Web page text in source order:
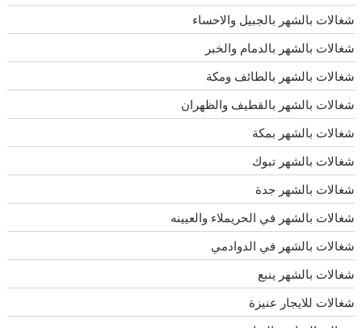
شغالات بالشهر بالجبيل والاحساء
شغالات بالشهر بالدمام والخبر
شغالات بالشهر بالطائف ومكة
شغالات بالشهر بالقطيف والظهران
شغالات بالشهر بمكة
شغالات بالشهر تبوك
شغالات بالشهر جدة
شغالات بالشهر في الحريملاء والعيينه
شغالات بالشهر في الدوادمي
شغالات بالشهر ينبع
شغالات للايجار عنيزة